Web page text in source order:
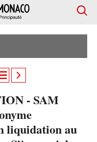
- SAM
liquidation au